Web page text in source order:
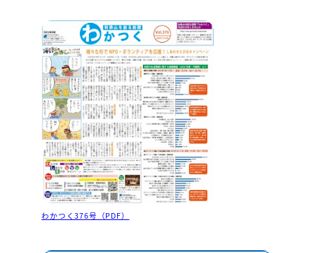
わかつく376号（PDF）